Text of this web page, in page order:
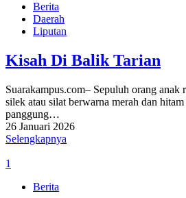
Berita
Daerah
Liputan
Kisah Di Balik Tarian
Suarakampus.com– Sepuluh orang anak
silek atau silat berwarna merah dan
panggung…
26 Januari 2026
Selengkapnya
1
Berita